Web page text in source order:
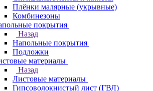
Плёнки малярные (укрывные)
Комбинезоны
покрытия
Назад
Напольные покрытия
Подложки
материалы
Назад
Листовые материалы
Гипсоволокнистый лист (ГВЛ)